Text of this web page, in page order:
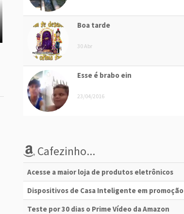
Boa tarde
30 Abr
Esse é brabo ein
23/04/2016
Cafezinho...
Acesse a maior loja de produtos eletrônicos
Dispositivos de Casa Inteligente em promoção
Teste por 30 dias o Prime Vídeo da Amazon